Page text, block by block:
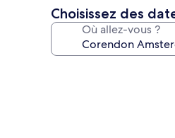
Choisissez des
Où allez-vous ?